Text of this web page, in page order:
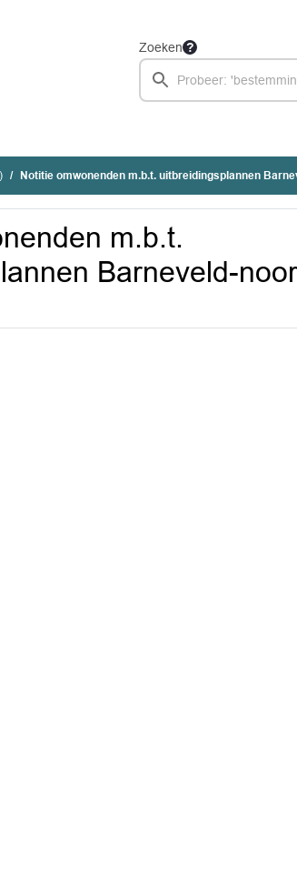
Zoeken
Notitie omwonenden m.b.t. uitbreidingsplannen Barneveld-noord
m.b.t.
Barneveld-